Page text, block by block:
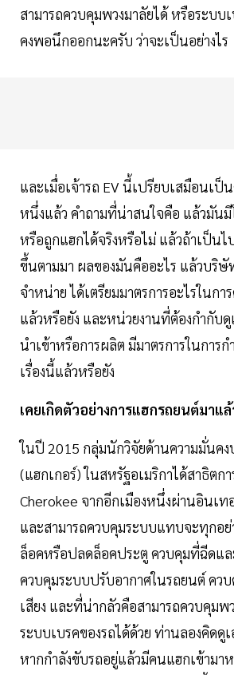
สามารถควบคุมพวงมาลัยได้ หรือระบบ
คงพอนึกออกนะครับ ว่าจะเป็นอย่างไร
และเมื่อเจ้ารถ EV นี้เปรียบเสมือนเป็
หนึ่งแล้ว คำถามที่น่าสนใจคือ แล้วมันมี
หรือถูกแฮกได้จริงหรือไม่ แล้วถ้าเป็นไ
ขึ้นตามมา ผลของมันคืออะไร แล้วบริ
จำหน่าย ได้เตรียมมาตรการอะไรในกา
แล้วหรือยัง และหน่วยงานที่ต้องกำกับ
นำเข้าหรือการผลิต มีมาตรการในการ
เรื่องนี้แล้วหรือยัง
เคยเกิดตัวอย่างการแฮกรถยนต์มาแ
ในปี 2015 กลุ่มนักวิจัยด้านความมั่นคง
(แฮกเกอร์) ในสหรัฐอเมริกาได้สาธิตก
Cherokee จากอีกเมืองหนึ่งผ่านอินเท
และสามารถควบคุมระบบแทบจะทุกอย่
ล็อคหรือปลดล็อคประตู ควบคุมที่ฉีดแ
ควบคุมระบบปรับอากาศในรถยนต์ ควบ
เสียง และที่น่ากลัวคือสามารถควบคุมพ
ระบบเบรคของรถได้ด้วย ท่านลองคิดดู
หากกำลังขับรถอยู่แล้วมีคนแฮกเข้ามา